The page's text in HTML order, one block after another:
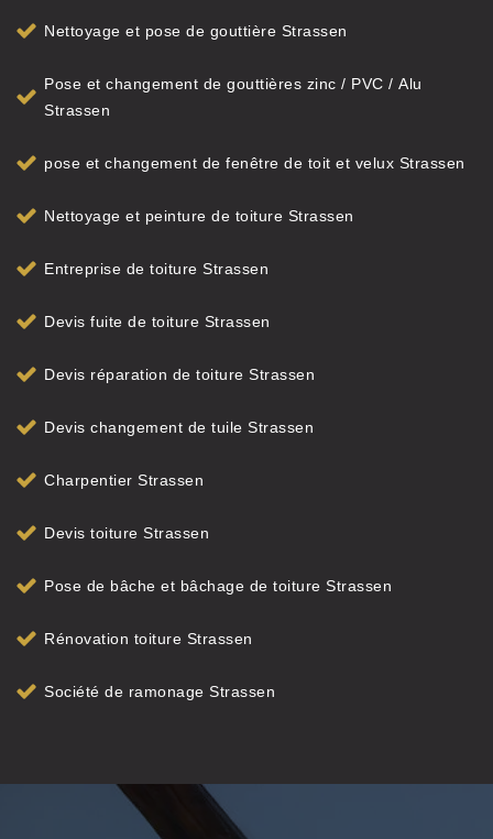
Nettoyage et pose de gouttière Strassen
Pose et changement de gouttières zinc / PVC / Alu
Strassen
pose et changement de fenêtre de toit et velux Strassen
Nettoyage et peinture de toiture Strassen
Entreprise de toiture Strassen
Devis fuite de toiture Strassen
Devis réparation de toiture Strassen
Devis changement de tuile Strassen
Charpentier Strassen
Devis toiture Strassen
Pose de bâche et bâchage de toiture Strassen
Rénovation toiture Strassen
Société de ramonage Strassen